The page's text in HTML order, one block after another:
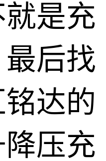
是充
后找
达的
压充